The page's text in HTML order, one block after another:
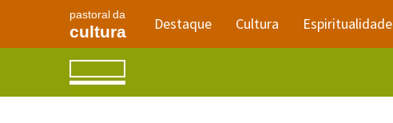
pastoral da
cultura Destaque Cultura Espiritualidade